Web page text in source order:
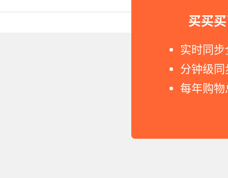
买买
实时同
分钟级
每年购
Copyright © 2011-2026 网购